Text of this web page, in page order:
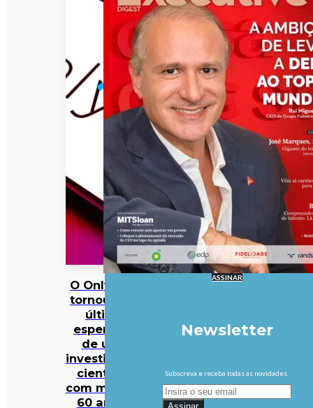
O OnlyFans
tornou-se a
última
esperança
de uma
investigação
científica
com mais de
60 anos…
ASSINAR
Newsletter
Subscreva e receba todas as novidades.